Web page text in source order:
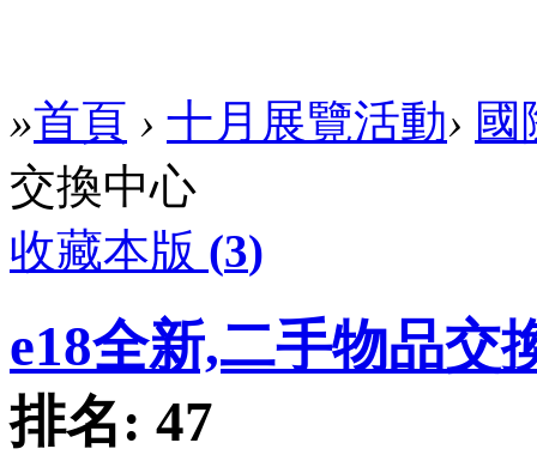
»首頁 › 十月展覽活動› 國
交換中心
收藏本版 (3)
e18全新,二手物品交
排名: 47